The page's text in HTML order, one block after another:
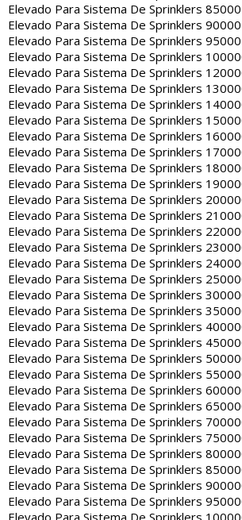
Elevado Para Sistema De Sprinklers
Elevado Para Sistema De Sprinklers
Elevado Para Sistema De Sprinklers
Elevado Para Sistema De Sprinklers
Elevado Para Sistema De Sprinklers
Elevado Para Sistema De Sprinklers
Elevado Para Sistema De Sprinklers
Elevado Para Sistema De Sprinklers
Elevado Para Sistema De Sprinklers
Elevado Para Sistema De Sprinklers
Elevado Para Sistema De Sprinklers
Elevado Para Sistema De Sprinklers
Elevado Para Sistema De Sprinklers
Elevado Para Sistema De Sprinklers
Elevado Para Sistema De Sprinklers
Elevado Para Sistema De Sprinklers
Elevado Para Sistema De Sprinklers
Elevado Para Sistema De Sprinklers
Elevado Para Sistema De Sprinklers
Elevado Para Sistema De Sprinklers
Elevado Para Sistema De Sprinklers
Elevado Para Sistema De Sprinklers
Elevado Para Sistema De Sprinklers
Elevado Para Sistema De Sprinklers
Elevado Para Sistema De Sprinklers
Elevado Para Sistema De Sprinklers
Elevado Para Sistema De Sprinklers
Elevado Para Sistema De Sprinklers
Elevado Para Sistema De Sprinklers
Elevado Para Sistema De Sprinklers
Elevado Para Sistema De Sprinklers
Elevado Para Sistema De Sprinklers